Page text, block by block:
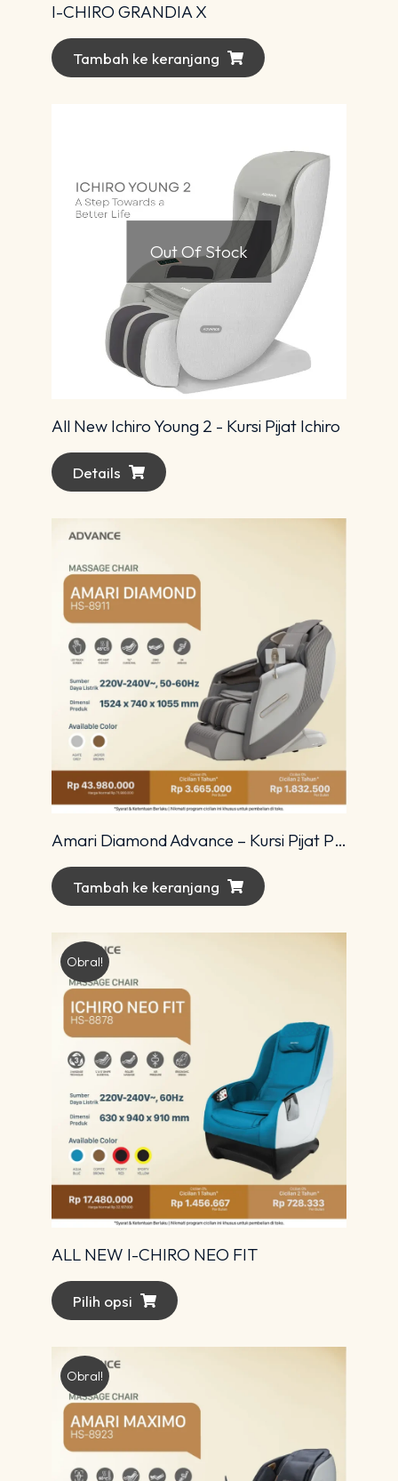
I-CHIRO GRANDIA X
Tambah ke keranjang
Out Of Stock
All New Ichiro Young 2 - Kursi Pijat Ichiro
Details
Amari Diamond Advance – Kursi Pijat Premium dengan Teknologi 4D Modern
Tambah ke keranjang
Obral!
ALL NEW I-CHIRO NEO FIT
Pilih opsi
Obral!